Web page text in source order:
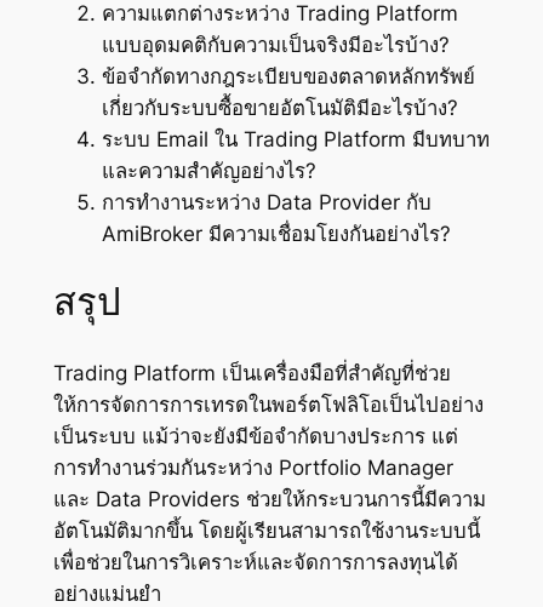
ความแตกต่างระหว่าง Trading Platform
แบบอุดมคติกับความเป็นจริงมีอะไรบ้าง?
ข้อจำกัดทางกฎระเบียบของตลาดหลักทรัพย์
เกี่ยวกับระบบซื้อขายอัตโนมัติมีอะไรบ้าง?
ระบบ Email ใน Trading Platform มีบทบาท
และความสำคัญอย่างไร?
การทำงานระหว่าง Data Provider กับ
AmiBroker มีความเชื่อมโยงกันอย่างไร?
สรุป
Trading Platform เป็นเครื่องมือที่สำคัญที่ช่วย
ให้การจัดการการเทรดในพอร์ตโฟลิโอเป็นไปอย่าง
เป็นระบบ แม้ว่าจะยังมีข้อจำกัดบางประการ แต่
การทำงานร่วมกันระหว่าง Portfolio Manager
และ Data Providers ช่วยให้กระบวนการนี้มีความ
อัตโนมัติมากขึ้น โดยผู้เรียนสามารถใช้งานระบบนี้
เพื่อช่วยในการวิเคราะห์และจัดการการลงทุนได้
อย่างแม่นยำ